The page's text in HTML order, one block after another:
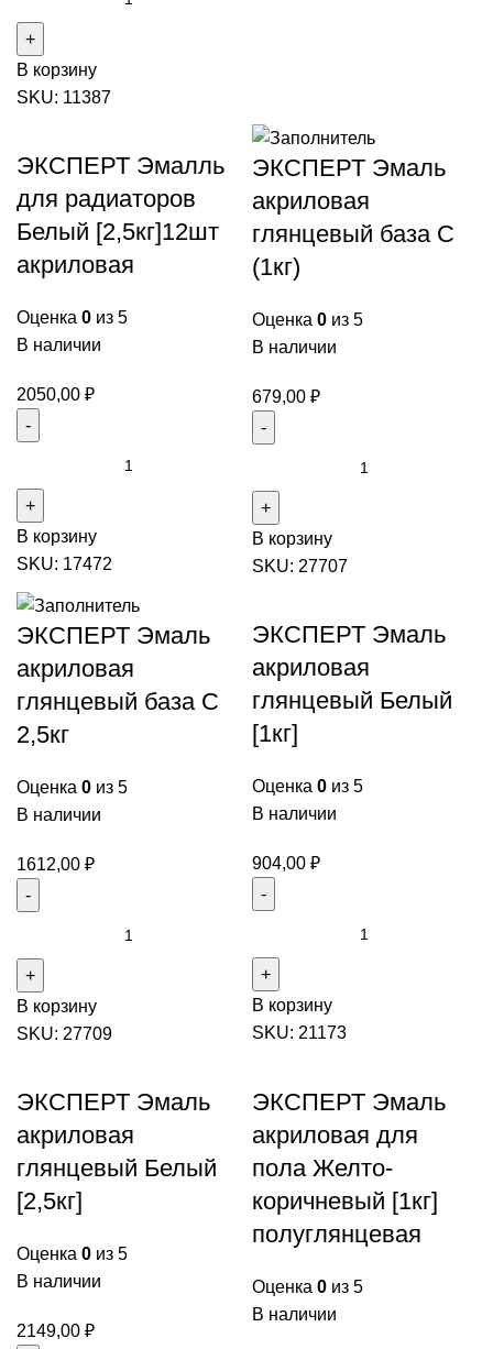
ЭКСПЕРТ
Эмалль
для
Белый
алкидная
В корзину
SKU: 11387
[1кг]12шт
акриловая
ЭКСПЕРТ Эмалль
для радиаторов
Белый [2,5кг]12шт
акриловая
Оценка 0 из 5
В наличии
2050,00 ₽
ЭКСПЕРТ
Эмалль
для
радиаторов
[2,5кг]12шт
акриловая
В корзину
SKU: 17472
ЭКСПЕРТ Эмаль
акриловая
глянцевый база С
(1кг)
Оценка 0 из 5
В наличии
679,00 ₽
ЭКСПЕРТ
Эмаль
акриловая
база
(1кг)
В корзину
SKU: 27707
ЭКСПЕРТ Эмаль
акриловая
глянцевый база С
2,5кг
Оценка 0 из 5
В наличии
1612,00 ₽
ЭКСПЕРТ
Эмаль
акриловая
база
2,5кг
В корзину
SKU: 27709
ЭКСПЕРТ Эмаль
акриловая
глянцевый Белый
[1кг]
Оценка 0 из 5
В наличии
904,00 ₽
ЭКСПЕРТ
Эмаль
акриловая
[1кг]
В корзину
SKU: 21173
ЭКСПЕРТ Эмаль
акриловая
глянцевый Белый
[2,5кг]
Оценка 0 из 5
В наличии
2149,00 ₽
ЭКСПЕРТ Эмаль
акриловая для
пола Желто-
коричневый [1кг]
полуглянцевая
Оценка 0 из 5
В наличии